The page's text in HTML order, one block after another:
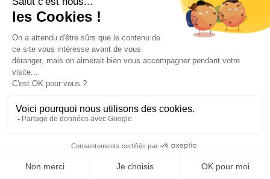
une seule même
application
Demander une démo
Tester gratuitement